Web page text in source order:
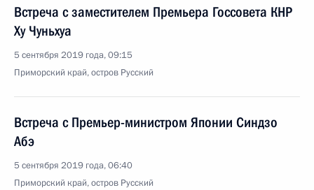
Встреча с заместителем Премьера Госсовета КНР
Ху Чуньхуа
5 сентября 2019 года, 09:15
Приморский край, остров Русский
Встреча с Премьер-министром Японии Синдзо
Абэ
5 сентября 2019 года, 06:40
Приморский край, остров Русский